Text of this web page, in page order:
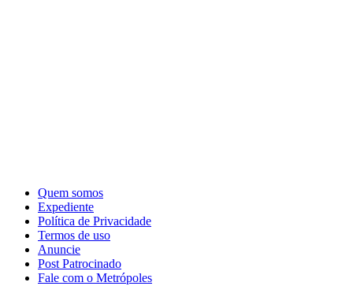
Quem somos
Expediente
Política de Privacidade
Termos de uso
Anuncie
Post Patrocinado
Fale com o Metrópoles